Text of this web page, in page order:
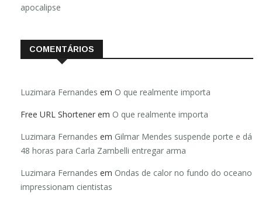
apocalipse
COMENTÁRIOS
Luzimara Fernandes em O que realmente importa
Free URL Shortener em O que realmente importa
Luzimara Fernandes em Gilmar Mendes suspende porte e dá
48 horas para Carla Zambelli entregar arma
Luzimara Fernandes em Ondas de calor no fundo do oceano
impressionam cientistas